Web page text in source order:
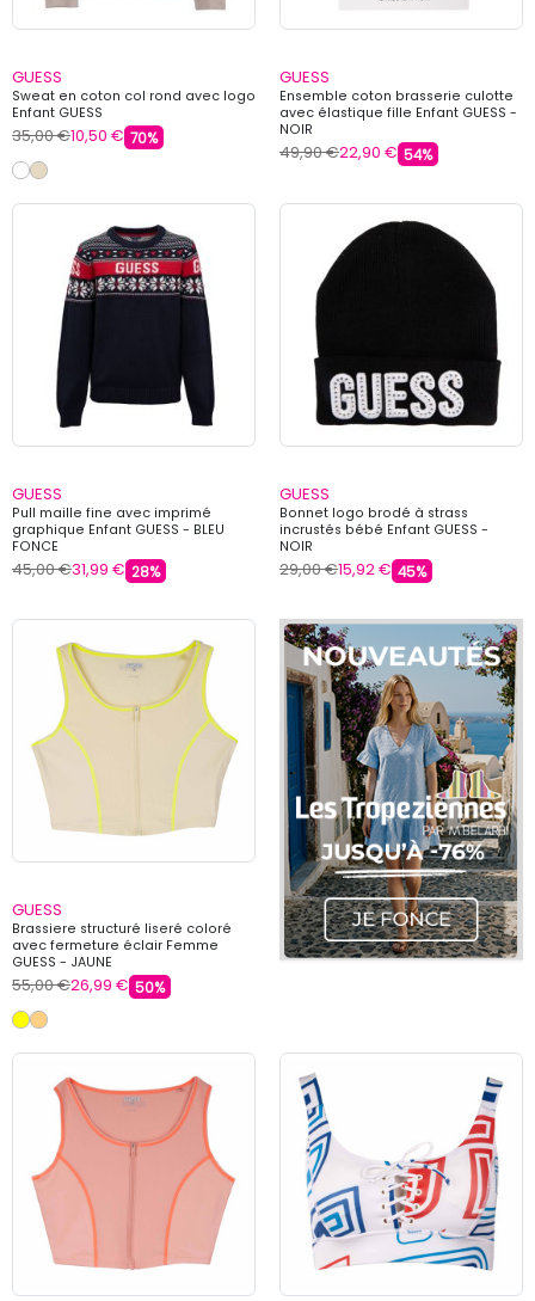
GUESS
Sweat en coton col rond avec logo
Enfant GUESS
35,00 €10,50 € 70%
GUESS
Ensemble coton brasserie culotte
avec élastique fille Enfant GUESS -
NOIR
49,90 €22,90 € 54%
GUESS
Pull maille fine avec imprimé
graphique Enfant GUESS - BLEU
FONCE
45,00 €31,99 € 28%
GUESS
Bonnet logo brodé à strass
incrustés bébé Enfant GUESS -
NOIR
29,00 €15,92 € 45%
GUESS
Brassiere structuré liseré coloré
avec fermeture éclair Femme
GUESS - JAUNE
55,00 €26,99 € 50%